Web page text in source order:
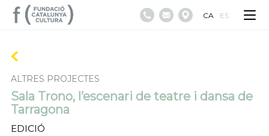
CA ES
ALTRES PROJECTES
Sala Trono, l’escenari de teatre i dansa de
Tarragona
EDICIÓ